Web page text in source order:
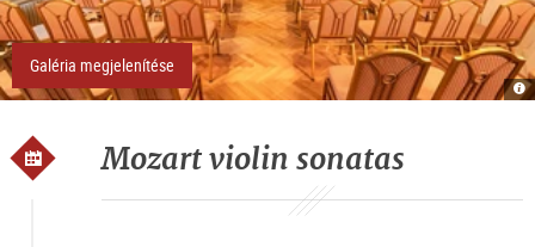
Galéria megjelenítése
Mozart violin sonatas